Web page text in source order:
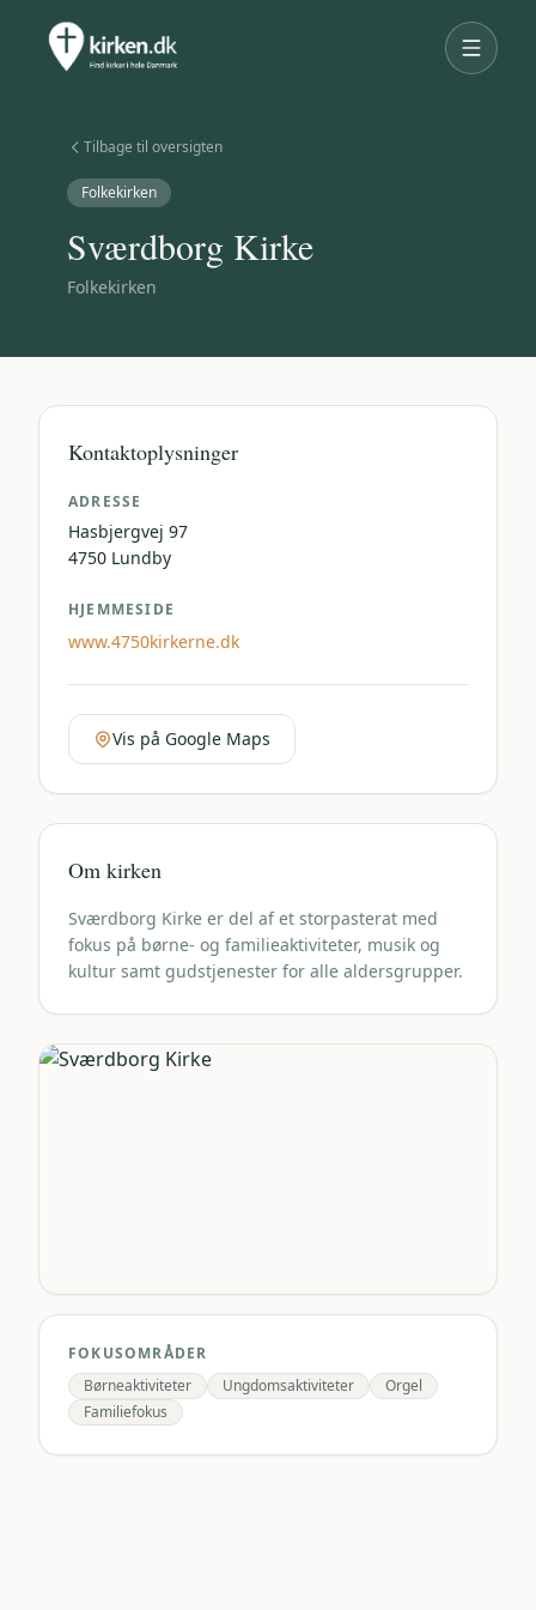
Tilbage til oversigten
Folkekirken
Sværdborg Kirke
Folkekirken
Kontaktoplysninger
ADRESSE
Hasbjergvej 97
4750 Lundby
HJEMMESIDE
www.4750kirkerne.dk
Vis på Google Maps
Om kirken
Sværdborg Kirke er del af et storpasterat med
fokus på børne- og familieaktiviteter, musik og
kultur samt gudstjenester for alle aldersgrupper.
FOKUSOMRÅDER
Børneaktiviteter
Ungdomsaktiviteter
Orgel
Familiefokus